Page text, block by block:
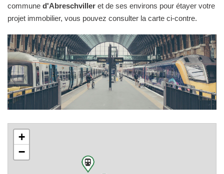
commune d'Abreschviller et de ses environs pour étayer votre
projet immobilier, vous pouvez consulter la carte ci-contre.
+
−